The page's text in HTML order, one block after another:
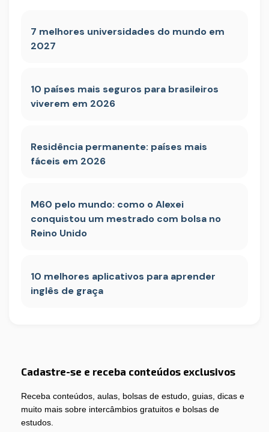
7 melhores universidades do mundo em
2027
10 países mais seguros para brasileiros
viverem em 2026
Residência permanente: países mais
fáceis em 2026
M60 pelo mundo: como o Alexei
conquistou um mestrado com bolsa no
Reino Unido
10 melhores aplicativos para aprender
inglês de graça
Cadastre-se e receba conteúdos exclusivos
Receba conteúdos, aulas, bolsas de estudo, guias, dicas e
muito mais sobre intercâmbios gratuitos e bolsas de
estudos.